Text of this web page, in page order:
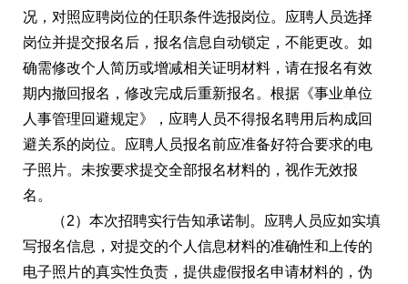
况，对照应聘岗位的任职条件选报岗位。应聘人员选择
岗位并提交报名后，报名信息自动锁定，不能更改。如
确需修改个人简历或增减相关证明材料，请在报名有效
期内撤回报名，修改完成后重新报名。根据《事业单位
人事管理回避规定》，应聘人员不得报名聘用后构成回
避关系的岗位。应聘人员报名前应准备好符合要求的电
子照片。未按要求提交全部报名材料的，视作无效报
名。
（2）本次招聘实行告知承诺制。应聘人员应如实填
写报名信息，对提交的个人信息材料的准确性和上传的
电子照片的真实性负责，提供虚假报名申请材料的，伪